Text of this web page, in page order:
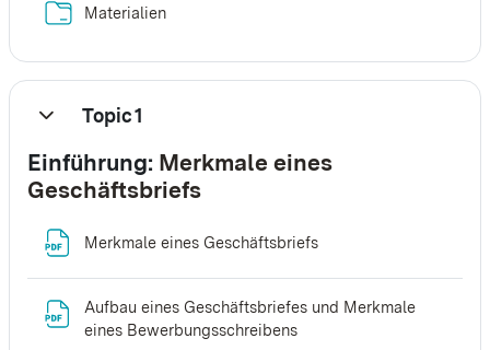
MaterialienVerzeichnis
Einklappen
Topic 1
Einführung: Merkmale eines
Geschäftsbriefs
Merkmale eines Geschäftsbriefs
Aufbau eines Geschäftsbriefes und Merkmale
eines Bewerbungsschreibens